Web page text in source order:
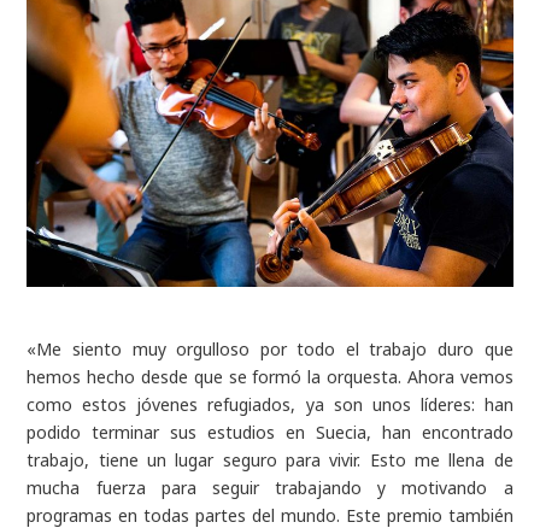
«Me siento muy orgulloso por todo el trabajo duro que
hemos hecho desde que se formó la orquesta. Ahora vemos
como estos jóvenes refugiados, ya son unos líderes: han
podido terminar sus estudios en Suecia, han encontrado
trabajo, tiene un lugar seguro para vivir. Esto me llena de
mucha fuerza para seguir trabajando y motivando a
programas en todas partes del mundo. Este premio también